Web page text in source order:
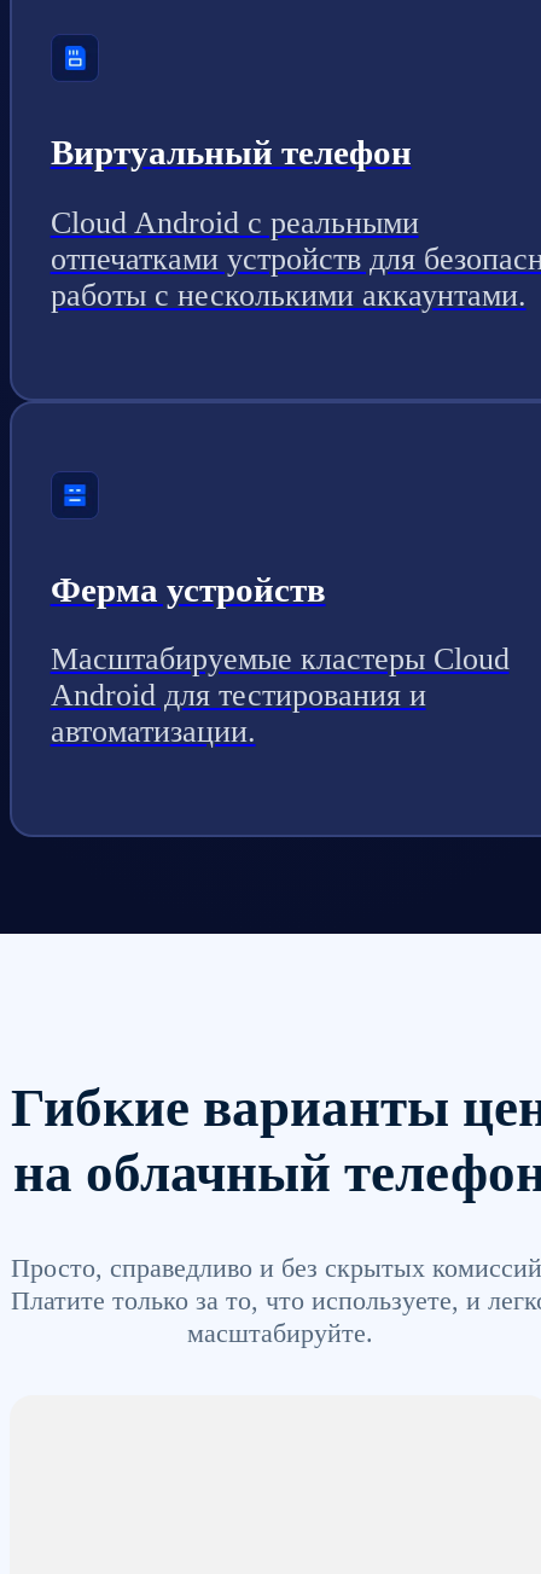
Виртуальный телефон
Cloud Android с реальными
отпечатками устройств для
работы с несколькими аккаунтами.
Ферма устройств
Масштабируемые кластеры Cloud
Android для тестирования и
автоматизации.
Гибкие варианты
на облачный
Просто, справедливо и без скрытых
Платите только за то, что используете, и
масштабируйте.